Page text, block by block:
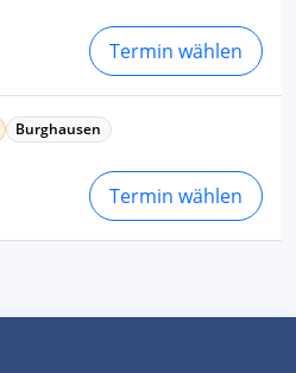
Termin wählen
Burghausen
Termin wählen